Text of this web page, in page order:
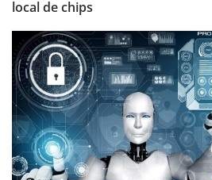
local de chips